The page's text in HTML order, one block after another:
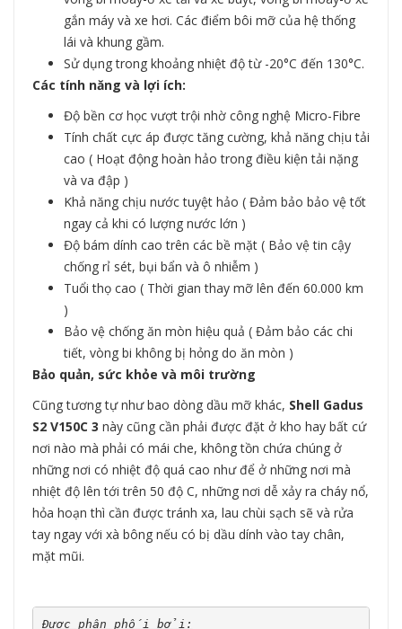
gắn máy và xe hơi. Các điểm bôi mỡ của hệ thống
lái và khung gầm.
Sử dụng trong khoảng nhiệt độ từ -20°C đến 130°C.
Các tính năng và lợi ích:
Độ bền cơ học vượt trội nhờ công nghệ Micro-Fibre
Tính chất cực áp được tăng cường, khả năng chịu tải
cao ( Hoạt động hoàn hảo trong điều kiện tải nặng
và va đập )
Khả năng chịu nước tuyệt hảo ( Đảm bảo bảo vệ tốt
ngay cả khi có lượng nước lớn )
Độ bám dính cao trên các bề mặt ( Bảo vệ tin cậy
chống rỉ sét, bụi bẩn và ô nhiễm )
Tuổi thọ cao ( Thời gian thay mỡ lên đến 60.000 km
)
Bảo vệ chống ăn mòn hiệu quả ( Đảm bảo các chi
tiết, vòng bi không bị hỏng do ăn mòn )
Bảo quản, sức khỏe và môi trường
Cũng tương tự như bao dòng dầu mỡ khác, Shell Gadus
S2 V150C 3 này cũng cần phải được đặt ở kho hay bất cứ
nơi nào mà phải có mái che, không tồn chứa chúng ở
những nơi có nhiệt độ quá cao như để ở những nơi mà
nhiệt độ lên tới trên 50 độ C, những nơi dễ xảy ra cháy nổ,
hỏa hoạn thì cần được tránh xa, lau chùi sạch sẽ và rửa
tay ngay với xà bông nếu có bị dầu dính vào tay chân,
mặt mũi.
Được phân phối bởi: